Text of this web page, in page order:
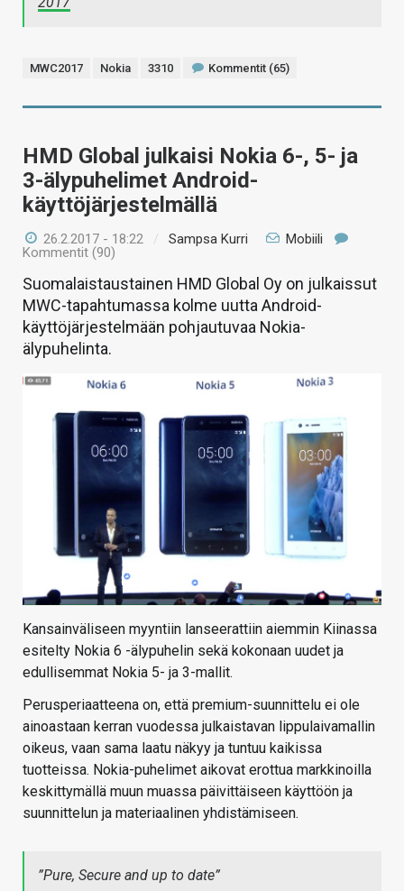
MWC2017 Nokia 3310 Kommentit (65)
HMD Global julkaisi Nokia 6-, 5- ja
3-älypuhelimet Android-
käyttöjärjestelmällä
26.2.2017 - 18:22 / Sampsa Kurri
Mobiili
Kommentit (90)
Suomalaistaustainen HMD Global Oy on julkaissut
MWC-tapahtumassa kolme uutta Android-
käyttöjärjestelmään pohjautuvaa Nokia-
älypuhelinta.
Kansainväliseen myyntiin lanseerattiin aiemmin Kiinassa
esitelty Nokia 6 -älypuhelin sekä kokonaan uudet ja
edullisemmat Nokia 5- ja 3-mallit.
Perusperiaatteena on, että premium-suunnittelu ei ole
ainoastaan kerran vuodessa julkaistavan lippulaivamallin
oikeus, vaan sama laatu näkyy ja tuntuu kaikissa
tuotteissa. Nokia-puhelimet aikovat erottua markkinoilla
keskittymällä muun muassa päivittäiseen käyttöön ja
suunnittelun ja materiaalinen yhdistämiseen.
”Pure, Secure and up to date”